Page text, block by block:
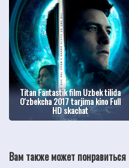
Titan Fantastik film Uzbek tilida
O'zbekcha 2017 tarjima kino Full
HD skachat
Вам также может понравиться